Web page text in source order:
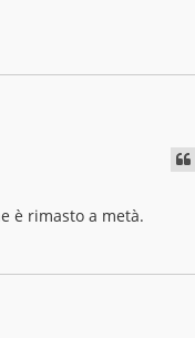
è rimasto a metà.